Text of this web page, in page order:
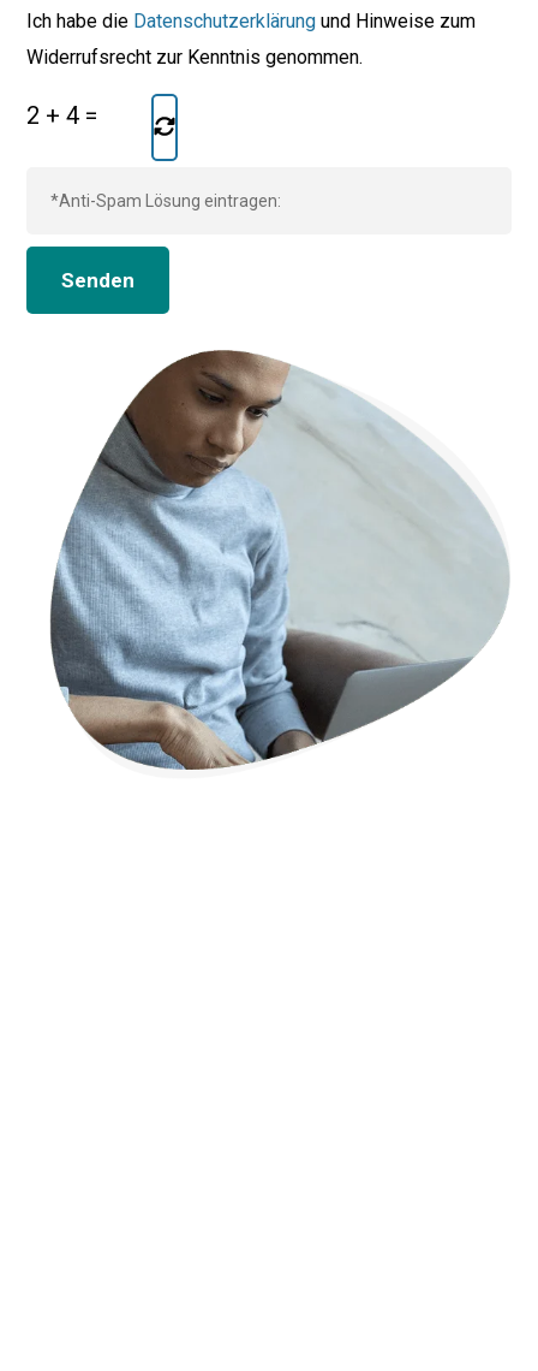
Ich habe die Datenschutzerklärung und Hinweise zum
Widerrufsrecht zur Kenntnis genommen.
2 +4 =